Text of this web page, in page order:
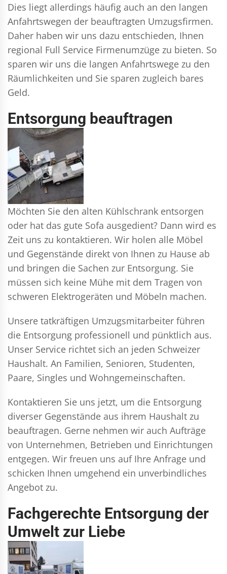
Dies liegt allerdings häufig auch an den langen
Anfahrtswegen der beauftragten Umzugsfirmen.
Daher haben wir uns dazu entschieden, Ihnen
regional Full Service Firmenumzüge zu bieten. So
sparen wir uns die langen Anfahrtswege zu den
Räumlichkeiten und Sie sparen zugleich bares
Geld.
Entsorgung beauftragen
Möchten Sie den alten Kühlschrank entsorgen
oder hat das gute Sofa ausgedient? Dann wird es
Zeit uns zu kontaktieren. Wir holen alle Möbel
und Gegenstände direkt von Ihnen zu Hause ab
und bringen die Sachen zur Entsorgung. Sie
müssen sich keine Mühe mit dem Tragen von
schweren Elektrogeräten und Möbeln machen.
Unsere tatkräftigen Umzugsmitarbeiter führen
die Entsorgung professionell und pünktlich aus.
Unser Service richtet sich an jeden Schweizer
Haushalt. An Familien, Senioren, Studenten,
Paare, Singles und Wohngemeinschaften.
Kontaktieren Sie uns jetzt, um die Entsorgung
diverser Gegenstände aus ihrem Haushalt zu
beauftragen. Gerne nehmen wir auch Aufträge
von Unternehmen, Betrieben und Einrichtungen
entgegen. Wir freuen uns auf Ihre Anfrage und
schicken Ihnen umgehend ein unverbindliches
Angebot zu.
Fachgerechte Entsorgung der
Umwelt zur Liebe